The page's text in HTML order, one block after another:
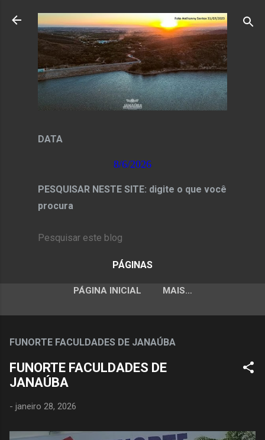
Pular para o conteúdo principal
DATA
8/6/2026
PESQUISAR NESTE SITE: digite o que você
procura
PÁGINAS
PÁGINA INICIAL MAIS…
FUNORTE FACULDADES DE JANAÚBA
FUNORTE FACULDADES DE
JANAÚBA
- janeiro 28, 2026